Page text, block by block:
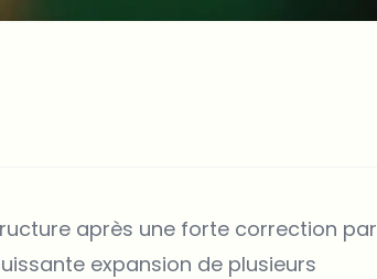
après une forte correction par
expansion de plusieurs